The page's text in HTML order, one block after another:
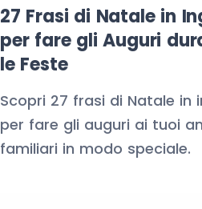
27 Frasi di Natale in
per fare gli Auguri
le Feste
Scopri 27 frasi di Natale in
per fare gli auguri ai tuoi
familiari in modo speciale.